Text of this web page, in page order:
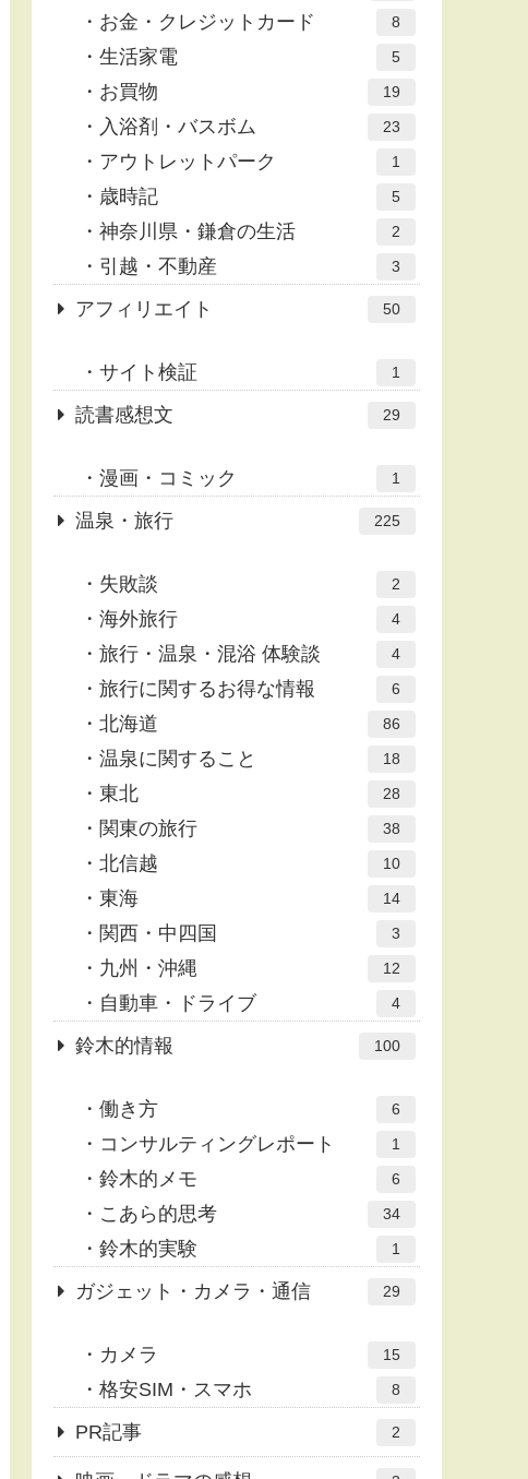
お金・クレジットカード 8
生活家電 5
お買物 19
入浴剤・バスボム 23
アウトレットパーク 1
歳時記 5
神奈川県・鎌倉の生活 2
引越・不動産 3
アフィリエイト 50
サイト検証 1
読書感想文 29
漫画・コミック 1
温泉・旅行 225
失敗談 2
海外旅行 4
旅行・温泉・混浴 体験談 4
旅行に関するお得な情報 6
北海道 86
温泉に関すること 18
東北 28
関東の旅行 38
北信越 10
東海 14
関西・中四国 3
九州・沖縄 12
自動車・ドライブ 4
鈴木的情報 100
働き方 6
コンサルティングレポート 1
鈴木的メモ 6
こあら的思考 34
鈴木的実験 1
ガジェット・カメラ・通信 29
カメラ 15
格安SIM・スマホ 8
PR記事 2